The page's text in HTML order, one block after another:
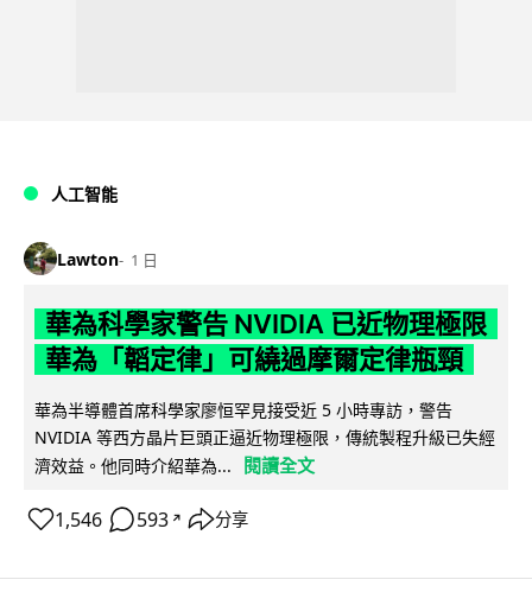
人工智能
Lawton 1 日
華為科學家警告 NVIDIA 已近物理極限
華為「韜定律」可繞過摩爾定律瓶頸
華為半導體首席科學家廖恒罕見接受近 5 小時專訪，警告
NVIDIA 等西方晶片巨頭正逼近物理極限，傳統製程升級已失經
濟效益。他同時介紹華為...
閱讀全文
1,546 593 ↗ 分享